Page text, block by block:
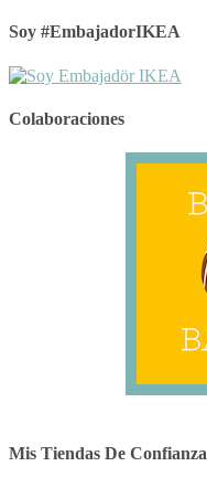
Soy #EmbajadorIKEA
Colaboraciones
Mis Tiendas De Confianza